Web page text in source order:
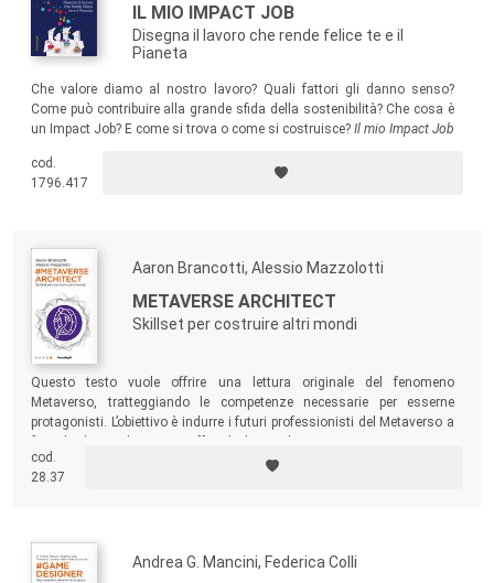
IL MIO IMPACT JOB
Disegna il lavoro che rende felice te e il
Pianeta
Che valore diamo al nostro lavoro? Quali fattori gli danno senso?
Come può contribuire alla grande sfida della sostenibilità? Che cosa è
un Impact Job? E come si trova o come si costruisce? Il mio Impact Job
esercizi, suggerimenti e azioni, che porteranno lettrici e lettori a
costruire in 4 step il proprio Impact Job per fare la differenza nel
cod.
1796.417
Aaron Brancotti, Alessio Mazzolotti
METAVERSE ARCHITECT
Skillset per costruire altri mondi
Questo testo vuole offrire una lettura originale del fenomeno
Metaverso, tratteggiando le competenze necessarie per esserne
protagonisti. L’obiettivo è indurre i futuri professionisti del Metaverso a
contech
, nella quale gli elementi più squisitamente tecnici e tecnologici
siano chiamati a un dialogo con la componente soft del contenuto e
cod.
28.37
Andrea G. Mancini, Federica Colli